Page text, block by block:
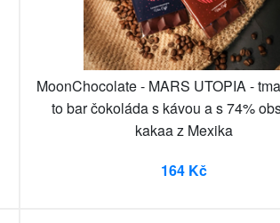
MoonChocolate - MARS UTOPIA -
to bar čokoláda s kávou a s 74%
kakaa z Mexika
164 Kč